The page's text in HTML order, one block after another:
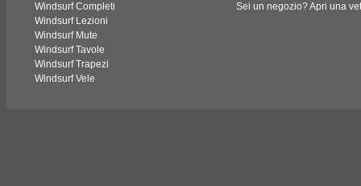
Windsurf Completi
Windsurf Lezioni
Windsurf Mute
Windsurf Tavole
Windsurf Trapezi
Windsurf Vele
Sei un negozio? Apri una